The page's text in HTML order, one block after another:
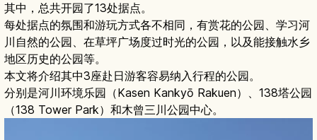
其中，总共开园了13处据点。
每处据点的氛围和游玩方式各不相同，有赏花的公园、学习河
川自然的公园、在草坪广场度过时光的公园，以及能接触水乡
地区历史的公园等。
本文将介绍其中3座赴日游客容易纳入行程的公园。
分别是河川环境乐园（Kasen Kankyō Rakuen）、138塔公园
（138 Tower Park）和木曾三川公园中心。